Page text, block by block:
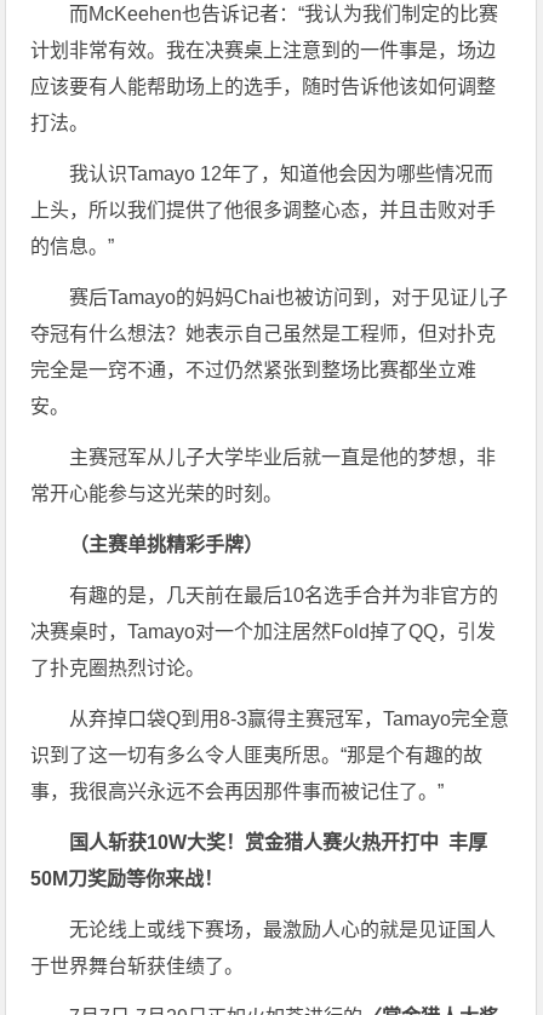
而McKeehen也告诉记者：“我认为我们制定的比赛
计划非常有效。我在决赛桌上注意到的一件事是，场边
应该要有人能帮助场上的选手，随时告诉他该如何调整
打法。
我认识Tamayo 12年了，知道他会因为哪些情况而
上头，所以我们提供了他很多调整心态，并且击败对手
的信息。”
赛后Tamayo的妈妈Chai也被访问到，对于见证儿子
夺冠有什么想法？她表示自己虽然是工程师，但对扑克
完全是一窍不通，不过仍然紧张到整场比赛都坐立难
安。
主赛冠军从儿子大学毕业后就一直是他的梦想，非
常开心能参与这光荣的时刻。
（主赛单挑精彩手牌）
有趣的是，几天前在最后10名选手合并为非官方的
决赛桌时，Tamayo对一个加注居然Fold掉了QQ，引发
了扑克圈热烈讨论。
从弃掉口袋Q到用8-3赢得主赛冠军，Tamayo完全意
识到了这一切有多么令人匪夷所思。“那是个有趣的故
事，我很高兴永远不会再因那件事而被记住了。”
国人斩获10W大奖！ 赏金猎人赛火热开打中 丰厚
50M刀奖励等你来战！
无论线上或线下赛场，最激励人心的就是见证国人
于世界舞台斩获佳绩了。